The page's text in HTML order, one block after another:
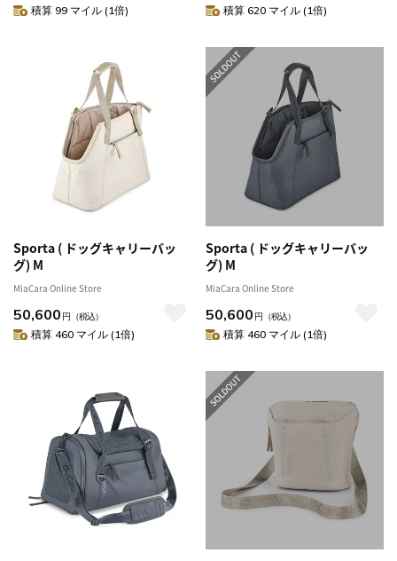
積算 99 マイル (1倍) 積算 620 マイル (1倍)
Sporta ( ドッグキャリーバッ
グ) M
MiaCara Online Store
50,600 円 （税込）
積算 460 マイル (1倍)
Sporta ( ドッグキャリーバッ
グ) M
MiaCara Online Store
50,600 円 （税込）
積算 460 マイル (1倍)